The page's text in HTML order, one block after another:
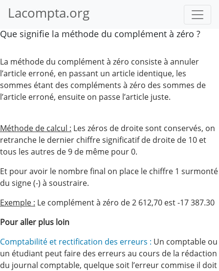
Lacompta.org
Que signifie la méthode du complément à zéro ?
La méthode du complément à zéro consiste à annuler
l’article erroné, en passant un article identique, les
sommes étant des compléments à zéro des sommes de
l’article erroné, ensuite on passe l’article juste.
Méthode de calcul : Les zéros de droite sont conservés, on
retranche le dernier chiffre significatif de droite de 10 et
tous les autres de 9 de même pour 0.
Et pour avoir le nombre final on place le chiffre 1 surmonté
du signe (-) à soustraire.
Exemple : Le complément à zéro de 2 612,70 est -17 387.30
Pour aller plus loin
Comptabilité et rectification des erreurs : Un comptable ou
un étudiant peut faire des erreurs au cours de la rédaction
du journal comptable, quelque soit l’erreur commise il doit